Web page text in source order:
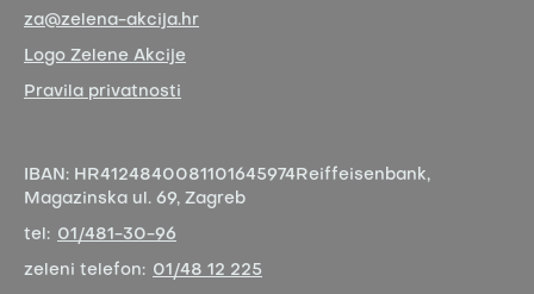
za@zelena-akcija.hr
Logo Zelene Akcije
Pravila privatnosti
IBAN: HR4124840081101645974 Reiffeisenbank,
Magazinska ul. 69, Zagreb
tel: 01/481-30-96
zeleni telefon: 01/48 12 225